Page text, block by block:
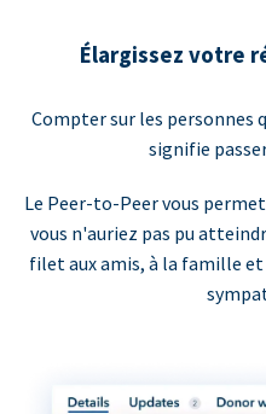
Élargissez votre
Compter sur les personnes
signifie
Le Peer-to-Peer vous
vous n'auriez pas pu
filet aux amis, à la famille et